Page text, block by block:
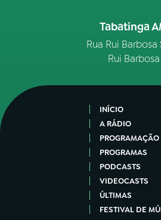
Tabatinga
Rua Rui Barbosa
Rui Barbosa
INÍCIO
A RÁDIO
PROGRAMAÇÃO
PROGRAMAS
PODCASTS
VIDEOCASTS
ÚLTIMAS
FESTIVAL DE